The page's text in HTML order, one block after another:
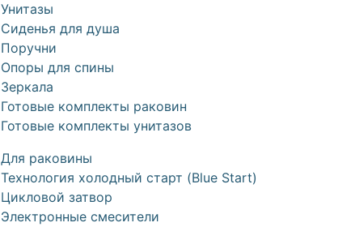
Унитазы
Сиденья для душа
Поручни
Опоры для спины
Зеркала
Готовые комплекты раковин
Готовые комплекты унитазов
Для раковины
Технология холодный старт (Blue Start)
Цикловой затвор
Электронные смесители